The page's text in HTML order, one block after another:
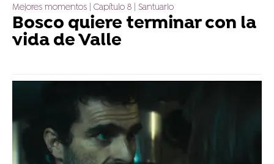
Mejores momentos | Capítulo 8 | Santuario
Bosco quiere terminar con la
vida de Valle